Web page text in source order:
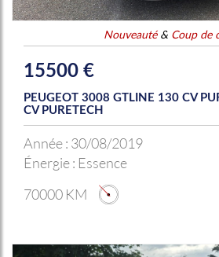
Nouveauté& Coup de
15500 €
PEUGEOT 3008 GTLINE 130 CV
CV PURETECH
Année : 30/08/2019
Énergie : Essence
70000 KM